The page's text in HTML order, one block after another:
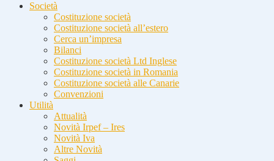
Società
Costituzione società
Costituzione società all’estero
Cerca un’impresa
Bilanci
Costituzione società Ltd Inglese
Costituzione società in Romania
Costituzione società alle Canarie
Convenzioni
Utilità
Attualità
Novità Irpef – Ires
Novità Iva
Altre Novità